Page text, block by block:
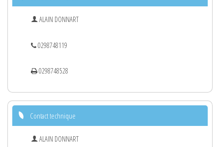
ALAIN DONNART
0298748119
0298748528
Contact technique
ALAIN DONNART